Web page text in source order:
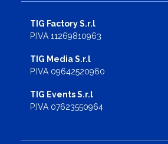
TIG Factory S.r.l
P.IVA 11269810963
TIG Media S.r.l
P.IVA 09642520960
TIG Events S.r.l
P.IVA 07623550964